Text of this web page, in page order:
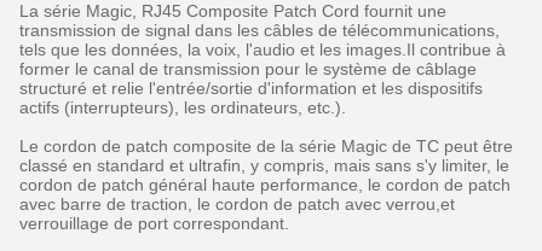
La série Magic, RJ45 Composite Patch Cord fournit une
transmission de signal dans les câbles de télécommunications,
tels que les données, la voix, l'audio et les images.Il contribue à
former le canal de transmission pour le système de câblage
structuré et relie l'entrée/sortie d'information et les dispositifs
actifs (interrupteurs), les ordinateurs, etc.).
Le cordon de patch composite de la série Magic de TC peut être
classé en standard et ultrafin, y compris, mais sans s'y limiter, le
cordon de patch général haute performance, le cordon de patch
avec barre de traction, le cordon de patch avec verrou,et
verrouillage de port correspondant.